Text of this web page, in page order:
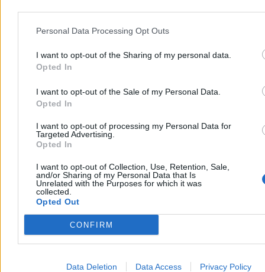
Personal Data Processing Opt Outs
I want to opt-out of the Sharing of my personal data.
Opted In
I want to opt-out of the Sale of my Personal Data.
Opted In
I want to opt-out of processing my Personal Data for
Targeted Advertising.
Opted In
I want to opt-out of Collection, Use, Retention, Sale,
and/or Sharing of my Personal Data that Is
Unrelated with the Purposes for which it was
collected.
Opted Out
CONFIRM
Data Deletion Data Access Privacy Policy
07.08.2026
Biznes
„Kraj węgla odkrywa OZE”. Niemcy cieszą się ze
zmian w Polsce, martwi ich prezydent